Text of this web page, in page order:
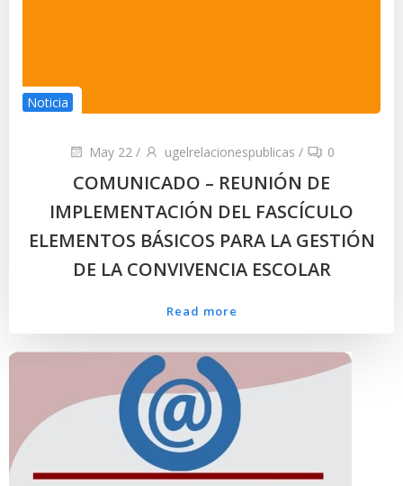
Noticia
May 22 / ugelrelacionespublicas / 0
COMUNICADO – REUNIÓN DE
IMPLEMENTACIÓN DEL FASCÍCULO
ELEMENTOS BÁSICOS PARA LA GESTIÓN
DE LA CONVIVENCIA ESCOLAR
Read more